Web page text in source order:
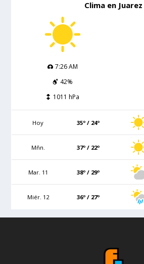
Clima en Juarez
7:26 AM
42%
1011 hPa
Hoy 35º / 24º
Mñn. 37º / 22º
Mar. 11 38º / 29º
Miér. 12 36º / 27º